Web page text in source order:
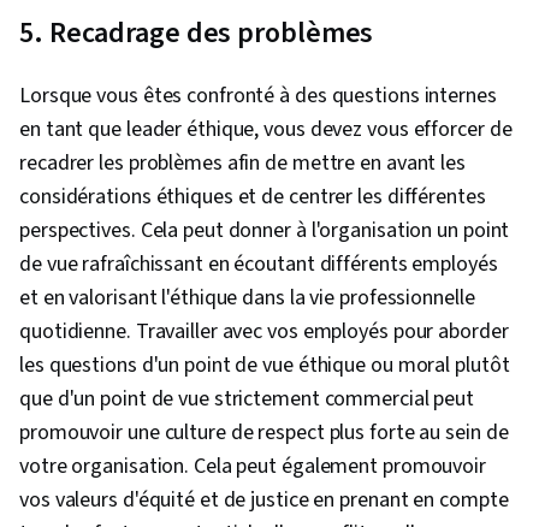
5. Recadrage des problèmes
Lorsque vous êtes confronté à des questions internes
en tant que leader éthique, vous devez vous efforcer de
recadrer les problèmes afin de mettre en avant les
considérations éthiques et de centrer les différentes
perspectives. Cela peut donner à l'organisation un point
de vue rafraîchissant en écoutant différents employés
et en valorisant l'éthique dans la vie professionnelle
quotidienne. Travailler avec vos employés pour aborder
les questions d'un point de vue éthique ou moral plutôt
que d'un point de vue strictement commercial peut
promouvoir une culture de respect plus forte au sein de
votre organisation. Cela peut également promouvoir
vos valeurs d'équité et de justice en prenant en compte